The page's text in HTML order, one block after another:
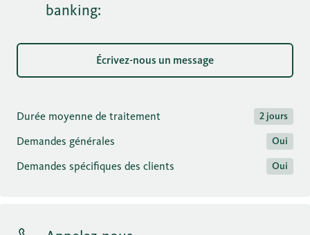
banking:
Écrivez-nous un message
Durée moyenne de traitement 2 jours
Demandes générales Oui
Demandes spécifiques des clients Oui